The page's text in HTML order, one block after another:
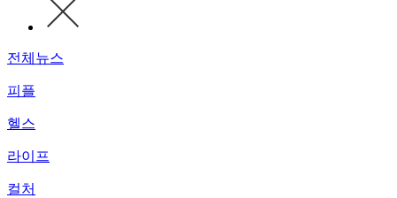
전체뉴스
피플
헬스
라이프
컬처